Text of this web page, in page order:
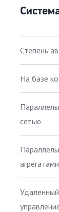
Степень
На базе
сетью
агрегатами